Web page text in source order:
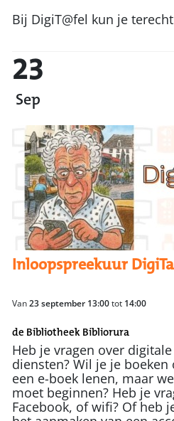
Bij DigiT@fel kun je
23
Sep
Inloopspreekuur
Van23 september 13:00tot 14:00
de Bibliotheek Bibliorura
Heb je vragen over
diensten? Wil je je
een e-boek lenen, maar
moet beginnen? Heb je
Facebook, of wifi? Of heb